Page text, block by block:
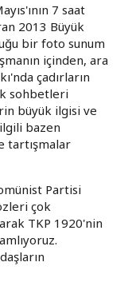
7 saat
2013 Büyük
bir foto sunum
içinden, ara
çadırların
sohbetleri
büyük ilgisi ve
bazen
tartışmalar
Partisi
çok
TKP 1920'nin